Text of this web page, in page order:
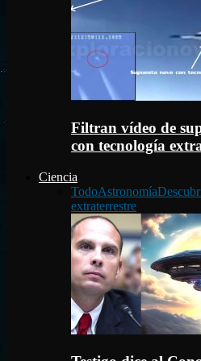
Filtran vídeo de
con tecnología
Ciencia
TodoAstronomía
extraterrestre